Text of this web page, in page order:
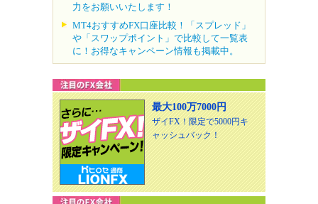
力をお願いいたします！
MT4おすすめFX口座比較！「スプレッド」
や「スワップポイント」で比較して一覧表
に！お得なキャンペーン情報も掲載中。
最大100万7000円
ザイFX！限定で5000円キ
ャッシュバック！